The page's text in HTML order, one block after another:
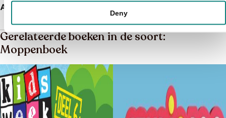
Deny
Afmetingen
Gerelateerde boeken in de soort:
Moppenboek